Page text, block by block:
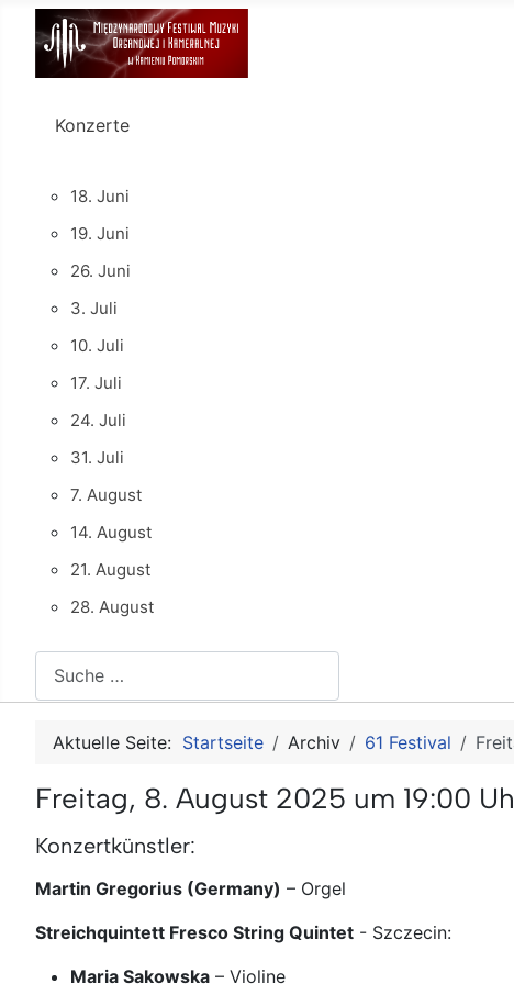
Konzerte
18. Juni
19. Juni
26. Juni
3. Juli
10. Juli
17. Juli
24. Juli
31. Juli
7. August
14. August
21. August
28. August
Aktuelle Seite: Startseite Archiv 61 Festival
Freitag, 8. August 2025 um 19:00
Konzertkünstler:
Martin Gregorius (Germany) – Orgel
Streichquintett Fresco String Quintet - Szczecin:
Maria Sakowska – Violine